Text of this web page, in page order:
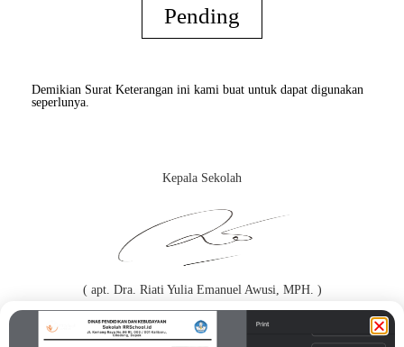
Pending
Demikian Surat Keterangan ini kami buat untuk dapat digunakan
seperlunya.
Kepala Sekolah
( apt. Dra. Riati Yulia Emanuel Awusi, MPH. )
Orang Tua / Wali*